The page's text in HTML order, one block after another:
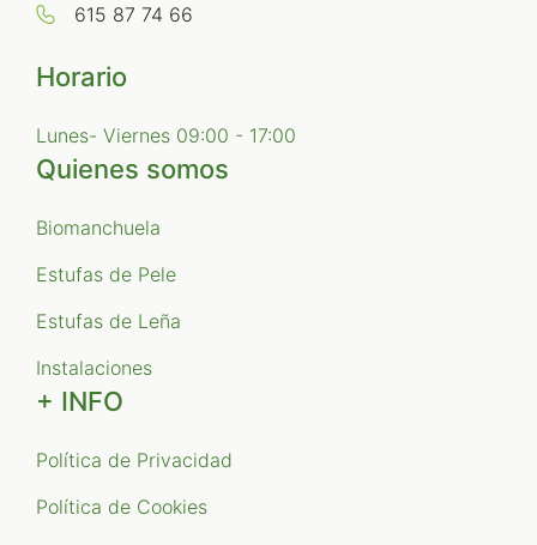
615 87 74 66
Horario
Lunes- Viernes 09:00 - 17:00
Quienes somos
Biomanchuela
Estufas de Pele
Estufas de Leña
Instalaciones
+ INFO
Política de Privacidad
Política de Cookies